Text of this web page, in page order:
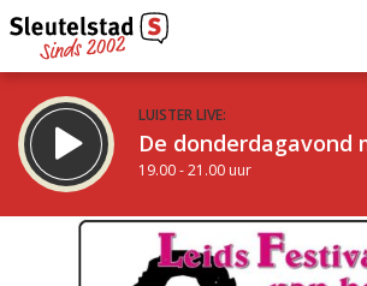
LUISTER LIVE:
De donderdagavond
19.00 - 21.00 uur
De avond van Sleutelstad